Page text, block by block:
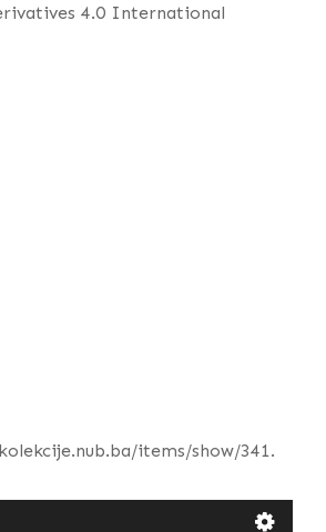
4.0 International
items/show/341.